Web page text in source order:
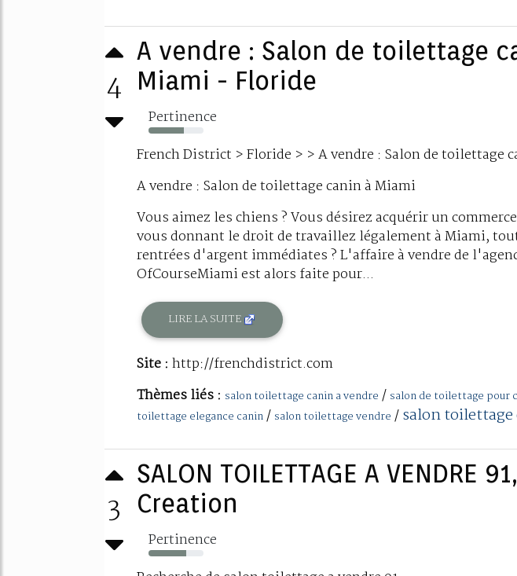
4
A vendre : Salon de toilettage
Miami - Floride
Pertinence
64%
French District > Floride > > A vendre : Salon de toilettage
A vendre : Salon de toilettage canin à Miami
Vous aimez les chiens ? Vous désirez acquérir un
vous donnant le droit de travaillez légalement à Miami,
rentrées d'argent immédiates ? L'affaire à vendre de
OfCourseMiami est alors faite pour...
LIRE LA SUITE
Site : http://frenchdistrict.com
Thèmes liés : salon toilettage canin a vendre / salon de toilettage pour
toilettage elegance canin/ salon toilettage vendre /salon
3
SALON TOILETTAGE A VENDRE
Creation
Pertinence
69%